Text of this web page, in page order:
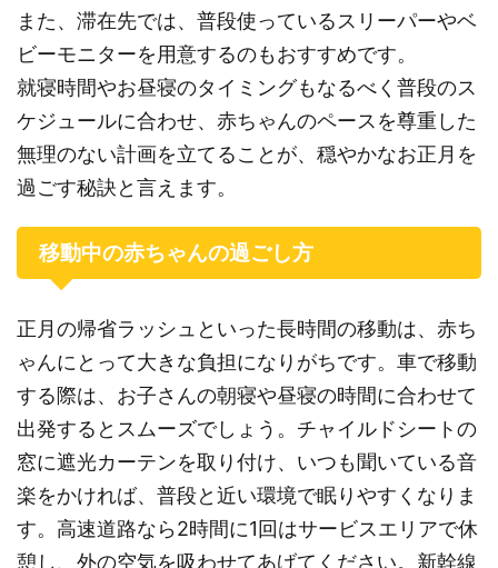
また、滞在先では、普段使っているスリーパーやベ
ビーモニターを用意するのもおすすめです。
就寝時間やお昼寝のタイミングもなるべく普段のス
ケジュールに合わせ、赤ちゃんのペースを尊重した
無理のない計画を立てることが、穏やかなお正月を
過ごす秘訣と言えます。
移動中の赤ちゃんの過ごし方
正月の帰省ラッシュといった長時間の移動は、赤ち
ゃんにとって大きな負担になりがちです。車で移動
する際は、お子さんの朝寝や昼寝の時間に合わせて
出発するとスムーズでしょう。チャイルドシートの
窓に遮光カーテンを取り付け、いつも聞いている音
楽をかければ、普段と近い環境で眠りやすくなりま
す。高速道路なら2時間に1回はサービスエリアで休
憩し、外の空気を吸わせてあげてください。新幹線